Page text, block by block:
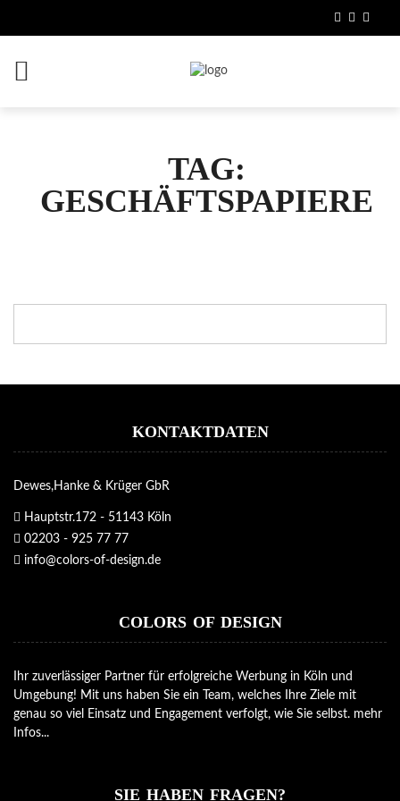
TAG:
GESCHÄFTSPAPIERE
KONTAKTDATEN
Dewes,Hanke & Krüger GbR
Hauptstr.172 - 51143 Köln
02203 - 925 77 77
info@colors-of-design.de
COLORS OF DESIGN
Ihr zuverlässiger Partner für erfolgreiche Werbung in Köln und
Umgebung! Mit uns haben Sie ein Team, welches Ihre Ziele mit
genau so viel Einsatz und Engagement verfolgt, wie Sie selbst. mehr
Infos...
SIE HABEN FRAGEN?